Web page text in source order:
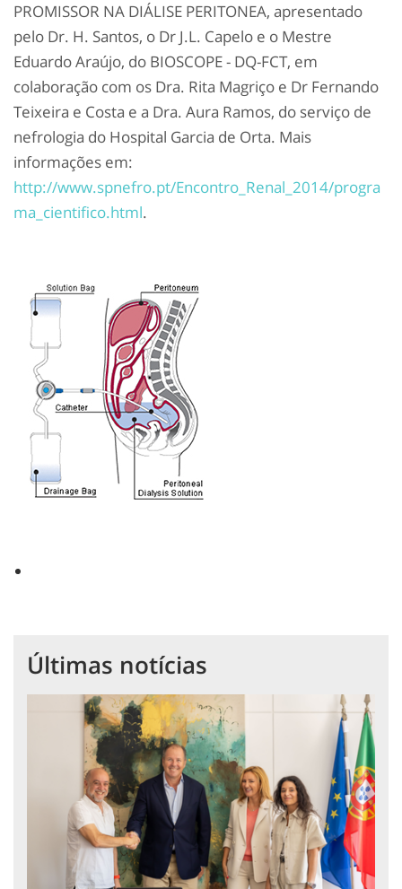
PROMISSOR NA DIÁLISE PERITONEA, apresentado
pelo Dr. H. Santos, o Dr J.L. Capelo e o Mestre
Eduardo Araújo, do BIOSCOPE - DQ-FCT, em
colaboração com os Dra. Rita Magriço e Dr Fernando
Teixeira e Costa e a Dra. Aura Ramos, do serviço de
nefrologia do Hospital Garcia de Orta. Mais
informações em:
http://www.spnefro.pt/Encontro_Renal_2014/progra
ma_cientifico.html.
Últimas notícias